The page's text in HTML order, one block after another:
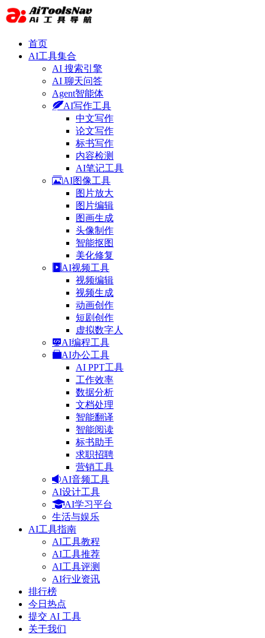
首页
AI工具集合
AI 搜索引擎
AI 聊天问答
Agent智能体
AI写作工具
中文写作
论文写作
标书写作
内容检测
AI笔记工具
AI图像工具
图片放大
图片编辑
图画生成
头像制作
智能抠图
美化修复
AI视频工具
视频编辑
视频生成
动画创作
短剧创作
虚拟数字人
AI编程工具
AI办公工具
AI PPT工具
工作效率
数据分析
文档处理
智能翻译
智能阅读
标书助手
求职招聘
营销工具
AI音频工具
AI设计工具
AI学习平台
生活与娱乐
AI工具指南
AI工具教程
AI工具推荐
AI工具评测
AI行业资讯
排行榜
今日热点
提交 AI 工具
关于我们